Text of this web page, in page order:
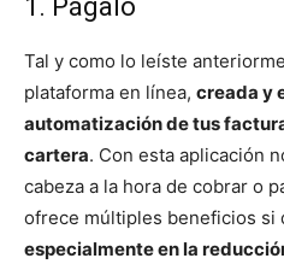
1. Págalo
Tal y como lo leíste
plataforma en línea, creada y
automatización de tus
cartera. Con esta aplicación
cabeza a la hora de cobrar o
ofrece múltiples beneficios si
especialmente en la